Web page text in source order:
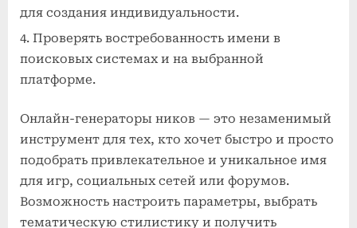
для создания индивидуальности.
Проверять востребованность имени в
поисковых системах и на выбранной
платформе.
Онлайн-генераторы ников — это незаменимый
инструмент для тех, кто хочет быстро и просто
подобрать привлекательное и уникальное имя
для игр, социальных сетей или форумов.
Возможность настроить параметры, выбрать
тематическую стилистику и получить